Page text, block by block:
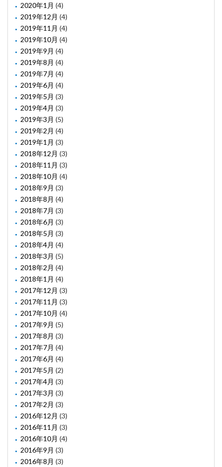
2020年1月 (4)
2019年12月 (4)
2019年11月 (4)
2019年10月 (4)
2019年9月 (4)
2019年8月 (4)
2019年7月 (4)
2019年6月 (4)
2019年5月 (3)
2019年4月 (3)
2019年3月 (5)
2019年2月 (4)
2019年1月 (3)
2018年12月 (3)
2018年11月 (3)
2018年10月 (4)
2018年9月 (3)
2018年8月 (4)
2018年7月 (3)
2018年6月 (3)
2018年5月 (3)
2018年4月 (4)
2018年3月 (5)
2018年2月 (4)
2018年1月 (4)
2017年12月 (3)
2017年11月 (3)
2017年10月 (4)
2017年9月 (5)
2017年8月 (3)
2017年7月 (4)
2017年6月 (4)
2017年5月 (2)
2017年4月 (3)
2017年3月 (3)
2017年2月 (3)
2016年12月 (3)
2016年11月 (3)
2016年10月 (4)
2016年9月 (3)
2016年8月 (3)